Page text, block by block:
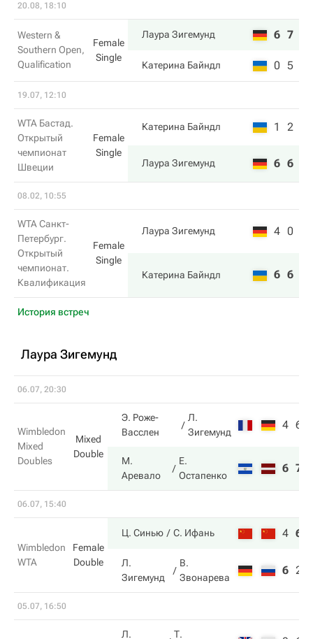
20.08, 18:10
Western &
Southern Open,
Qualification
Female
Single
Лаура Зигемунд 6 7
Катерина Байндл 0 5
19.07, 12:10
WTA Бастад.
Открытый
чемпионат
Швеции
Female
Single
Катерина Байндл 1 2
Лаура Зигемунд 6 6
08.02, 10:55
WTA Санкт-
Петербург.
Открытый
чемпионат.
Квалификация
Female
Single
Лаура Зигемунд 4 0
Катерина Байндл 6 6
История встреч
Лаура Зигемунд
06.07, 20:30
Wimbledon
Mixed
Doubles
Mixed
Double
Э. Роже-
Васслен
Л.
Зигемунд
4 6
М.
Аревало
Е.
Остапенко
6 7
06.07, 15:40
Wimbledon
WTA
Female
Double
Ц. Синью С. Ифань 4 6
Л.
Зигемунд
В.
Звонарева
6 2
05.07, 16:50
Л.
Т.